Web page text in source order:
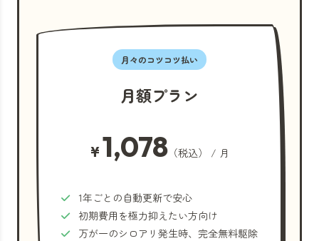
月々のコツコツ払い
月額プラン
¥1,078（税込） / 月
1年ごとの自動更新で安心
初期費用を極力抑えたい方向け
万が一のシロアリ発生時、完全無料駆除